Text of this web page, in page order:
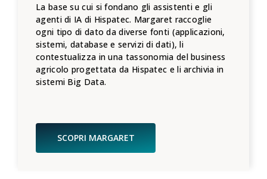
La base su cui si fondano gli assistenti e gli
agenti di IA di Hispatec. Margaret raccoglie
ogni tipo di dato da diverse fonti (applicazioni,
sistemi, database e servizi di dati), li
contestualizza in una tassonomia del business
agricolo progettata da Hispatec e li archivia in
sistemi Big Data.
SCOPRI MARGARET